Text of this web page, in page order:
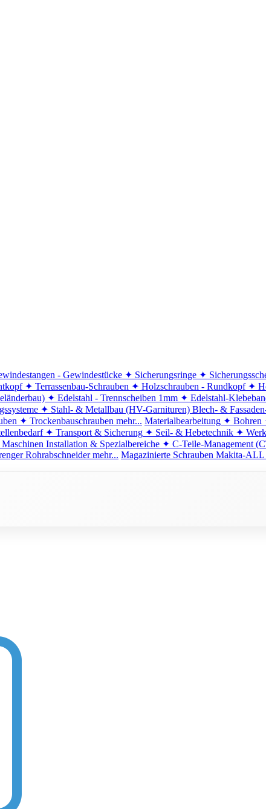
- Gewindestücke ✦ Sicherungsringe ✦
✦ Terrassenbau-Schrauben ✦ Holzschrauben - Rundkopf ✦
✦ Edelstahl - Trennscheiben 1mm ✦ Edelstahl-
✦ Stahl- & Metallbau (HV-Garnituren) Blech- &
✦ Trockenbauschrauben mehr... Materialbearbeitung ✦ Bohren
✦ Transport & Sicherung ✦ Seil- & Hebetechnik ✦
Installation & Spezialbereiche ✦ C-Teile-Management
Rohrabschneider mehr... Magazinierte Schrauben Makita-